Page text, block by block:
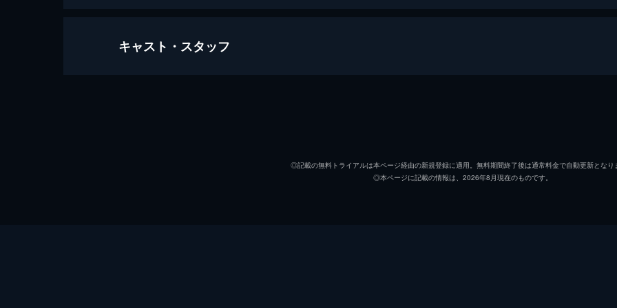
ちょっと今から仕事やめてくる
キャスト・スタッフ
五十嵐美紀
◎記載の無料トライアルは本ページ経由の新規登録に適用。無料期間終了後は通常料金で自動更新となり
◎本ページに記載の情報は、2026年8月現在のものです。